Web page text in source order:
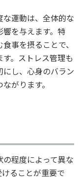
運動は、全体的な
を与えます。特
事を摂ることで、
。ストレス管理も
し、心身のバラン
がります。
程度によって異な
ることが重要で